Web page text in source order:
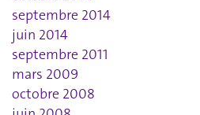
septembre 2014
juin 2014
septembre 2011
mars 2009
octobre 2008